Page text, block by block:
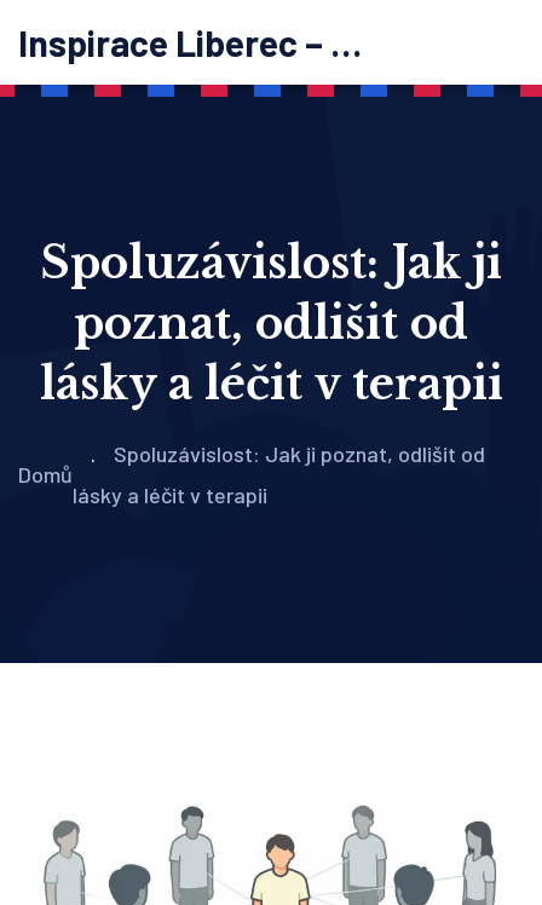
Inspirace Liberec – psychoterapie
Spoluzávislost: Jak ji
poznat, odlišit od
lásky a léčit v terapii
Domů
Spoluzávislost: Jak ji poznat, odlišit od
lásky a léčit v terapii